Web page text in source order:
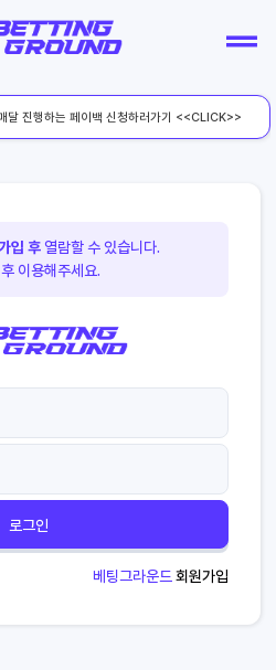
달 진행하는 페이백 신청하러가기 <<CLICK>>
입 후열람할 수 있습니다.
이용해주세요.
로그인
베팅그라운드 회원가입